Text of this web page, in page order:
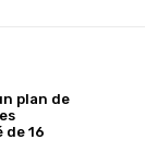
plan de
de 16